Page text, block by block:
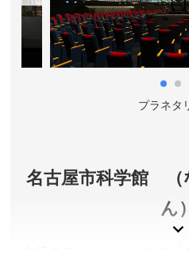
須観音」バス停下車。
所在地／愛知県名古屋市中
お問い合わせ／052-231-
プラネタ
名古屋市科学館 （
ん）